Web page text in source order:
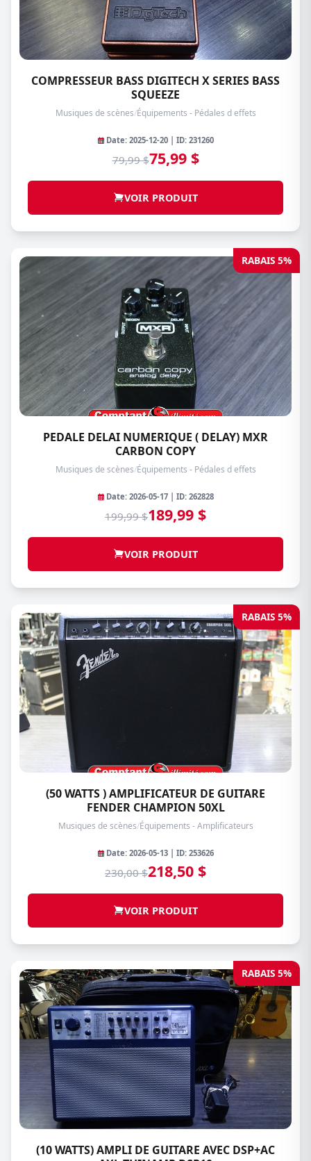
COMPRESSEUR BASS DIGITECH X SERIES BASS
SQUEEZE
Musiques de scènes/Équipements - Pédales d effets
Date: 2025-12-20 | ID: 231260
79,99 $75,99 $
VOIR PRODUIT
RABAIS 5%
PEDALE DELAI NUMERIQUE ( DELAY) MXR
CARBON COPY
Musiques de scènes/Équipements - Pédales d effets
Date: 2026-05-17 | ID: 262828
199,99 $189,99 $
VOIR PRODUIT
RABAIS 5%
(50 WATTS ) AMPLIFICATEUR DE GUITARE
FENDER CHAMPION 50XL
Musiques de scènes/Équipements - Amplificateurs
Date: 2026-05-13 | ID: 253626
230,00 $218,50 $
VOIR PRODUIT
RABAIS 5%
(10 WATTS) AMPLI DE GUITARE AVEC DSP+AC